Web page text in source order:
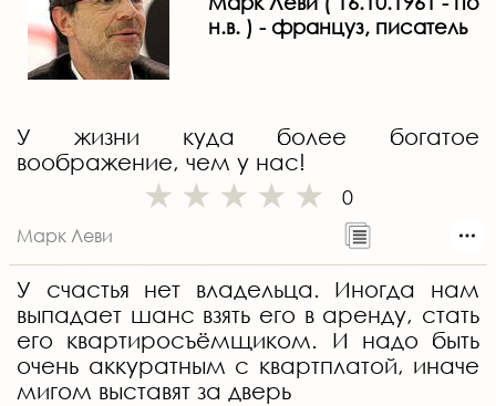
н.в. ) - француз, писатель
У жизни куда более богатое
воображение, чем у нас!
0
Марк Леви
У счастья нет владельца. Иногда нам
выпадает шанс взять его в аренду, стать
его квартиросъёмщиком. И надо быть
очень аккуратным с квартплатой, иначе
мигом выставят за дверь